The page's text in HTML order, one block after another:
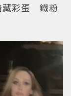
藏彩蛋 鐵粉